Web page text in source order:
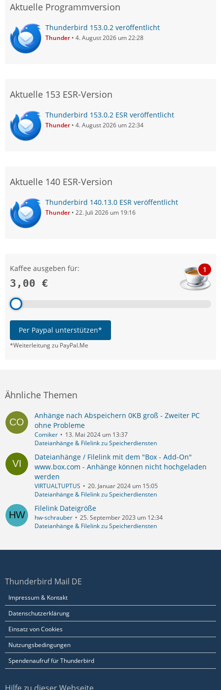
Aktuelle Programmversion
Thunderbird 153.0.2 veröffentlicht
Thunder 4. August 2026 um 22:28
Aktuelle 153 ESR-Version
Thunderbird 153.0.2 ESR veröffentlicht
Thunder 4. August 2026 um 22:34
Aktuelle 140 ESR-Version
Thunderbird 140.13.0 ESR veröffentlicht
Thunder 22. Juli 2026 um 19:16
Kaffee ausgeben für:
3,00 €
1
Per Paypal unterstützen*
*Weiterleitung zu PayPal.Me
Ähnliche Themen
Anhänge nach Abspeichern 0KB groß - Zweiter PC
ohne Probleme
Comiker
13. Mai 2024 um 13:37
Dateianhänge & Filelink zu Speicherdiensten
Dateianhänge / Filelink mit dem "Box - Add-On"
www.box.com - Anhänge können nicht hochgeladen
werden
VIRTUALTUPTUS
20. Januar 2024 um 15:05
Dateianhänge & Filelink zu Speicherdiensten
Filelink Dateigröße
hw-schrauber
25. September 2023 um 12:34
Dateianhänge & Filelink zu Speicherdiensten
Thunderbird Mail DE
Impressum & Kontakt
Datenschutzerklärung
Einsatz von Cookies
Nutzungsbedingungen
Spendenaufruf für Thunderbird